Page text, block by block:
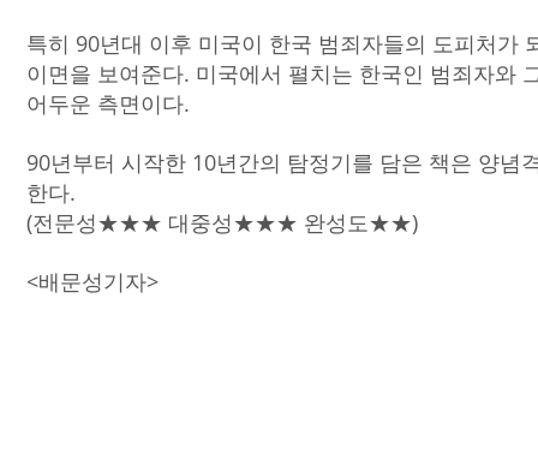
특히 90년대 이후 미국이 한국 범죄자들의 도피처가
이면을 보여준다. 미국에서 펼치는 한국인 범죄자와
어두운 측면이다.
90년부터 시작한 10년간의 탐정기를 담은 책은 양
한다.
(전문성★★★ 대중성★★★ 완성도★★)
<배문성기자>